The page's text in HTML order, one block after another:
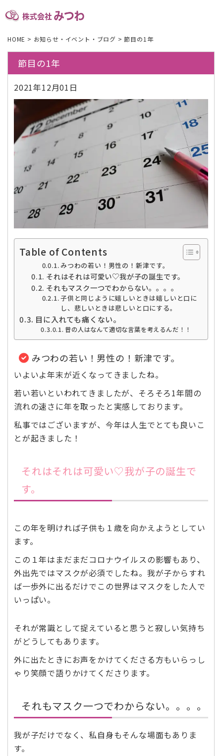
HOME > お知らせ・イベント・ブログ >節目の1年
節目の1年
2021年12月01日
Table of Contents
みつわの若い！男性の！新津です。
それはそれは可愛い♡我が子の誕生です。
それもマスク一つでわからない。。。。
子供と同じように嬉しいときは嬉しいと口に
し、悲しいときは悲しいと口にする。
目に入れても痛くない。
昔の人はなんて適切な言葉を考えるんだ！！
みつわの若い！男性の！新津です。
いよいよ年末が近くなってきましたね。
若い若いといわれてきましたが、そろそろ1年間の
流れの速さに年を取ったと実感しております。
私事ではございますが、今年は人生でとても良いこ
とが起きました！
それはそれは可愛い♡我が子の誕生で
す。
この年を明ければ子供も１歳を向かえようとしてい
ます。
この１年はまだまだコロナウイルスの影響もあり、
外出先ではマスクが必須でしたね。我が子からすれ
ば一歩外に出るだけでこの世界はマスクをした人で
いっぱい。
それが常識として捉えていると思うと寂しい気持ち
がどうしてもあります。
外に出たときにお声をかけてくださる方もいらっし
ゃり笑顔で語りかけてくださります。
それもマスク一つでわからない。。。。
我が子だけでなく、私自身もそんな場面もありま
す。